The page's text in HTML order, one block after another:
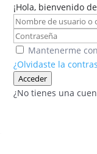
¡Hola, bienvenido
Mantenerme
¿Olvidaste la
Acceder
¿No tienes una